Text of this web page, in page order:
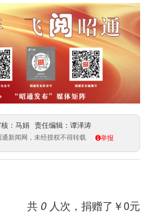
：马娟 责任编辑：谭泽涛
新闻网，未经授权不得转载 举报
共 0 人次，捐赠了￥0元